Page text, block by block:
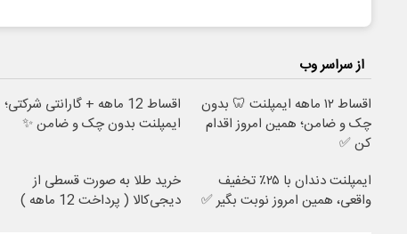
از سراسر وب
اقساط ۱۲ ماهه ایمپلنت 🦷 بدون
چک و ضامن؛ همین امروز اقدام
کن ✅
اقساط 12 ماهه + گارانتی شرکتی؛
ایمپلنت بدون چک و ضامن ✨
ایمپلنت دندان با ۲۵٪ تخفیف
واقعی، همین امروز نوبت بگیر ✅
خرید طلا به صورت قسطی از
دیجی‌کالا ( پرداخت 12 ماهه )